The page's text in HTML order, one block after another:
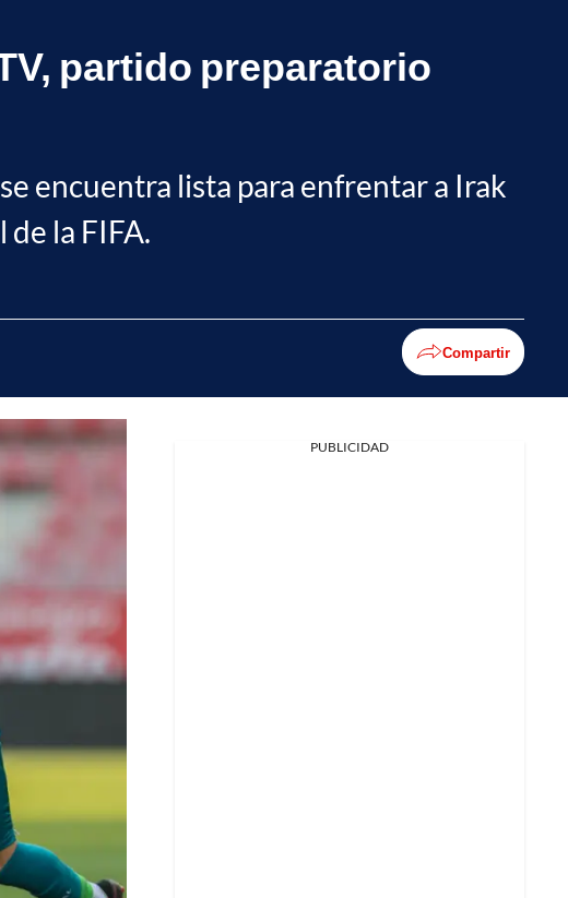
partido preparatorio
encuentra lista para enfrentar a Irak
la FIFA.
Compartir
PUBLICIDAD